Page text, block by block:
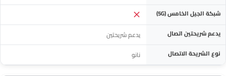
شبكة الجيل الخامس (5G)
يدعم شريحتين اتصال
يدعم شريحتين
نوع الشريحة الاتصال نانو